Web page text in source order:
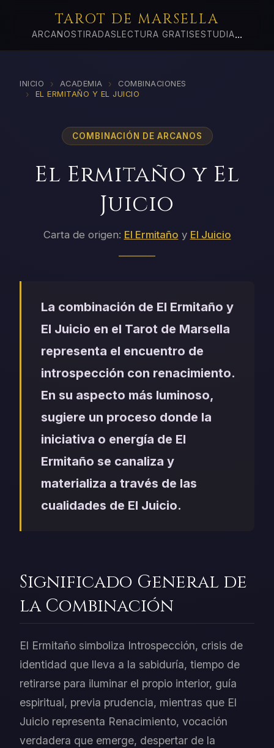
TAROT DE MARSELLA
ARCANOSTIRADAS LECTURA GRATIS ESTUDIA...
INICIO › ACADEMIA › COMBINACIONES
› EL ERMITAÑO Y EL JUICIO
COMBINACIÓN DE ARCANOS
El Ermitaño y El
Juicio
Carta de origen: El Ermitaño y El Juicio
La combinación de El Ermitaño y
El Juicio en el Tarot de Marsella
representa el encuentro de
introspección con renacimiento.
En su aspecto más luminoso,
sugiere un proceso donde la
iniciativa o energía de El
Ermitaño se canaliza y
materializa a través de las
cualidades de El Juicio.
Significado General de
la Combinación
El Ermitaño simboliza Introspección, crisis de
identidad que lleva a la sabiduría, tiempo de
retirarse para iluminar el propio interior, guía
espiritual, previa prudencia, mientras que El
Juicio representa Renacimiento, vocación
verdadera que emerge, despertar de la